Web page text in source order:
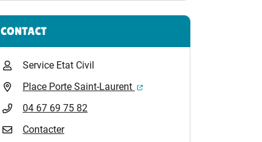
CONTACT
Service Etat Civil
Place Porte Saint-Laurent
(ouverture dans un nouvel
04 67 69 75 82
Contacter